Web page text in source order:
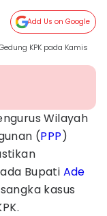
Add Us on Google
KPK pada Kamis
Wilayah
(PPP)
Bupati Ade
kasus